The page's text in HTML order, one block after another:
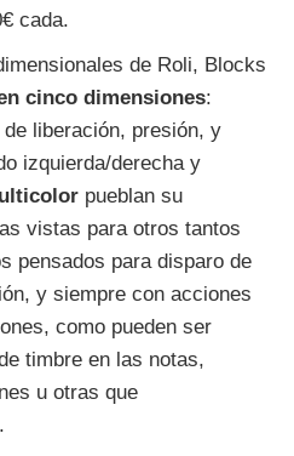
cada.
de Roli, Blocks
cinco dimensiones:
liberación, presión, y
izquierda/derecha y
pueblan su
vistas para otros tantos
pensados para disparo de
y siempre con acciones
como pueden ser
timbre en las notas,
u otras que